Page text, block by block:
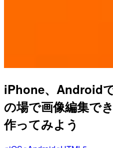
iPhone、Android
の場で画像編集で
作ってみよう